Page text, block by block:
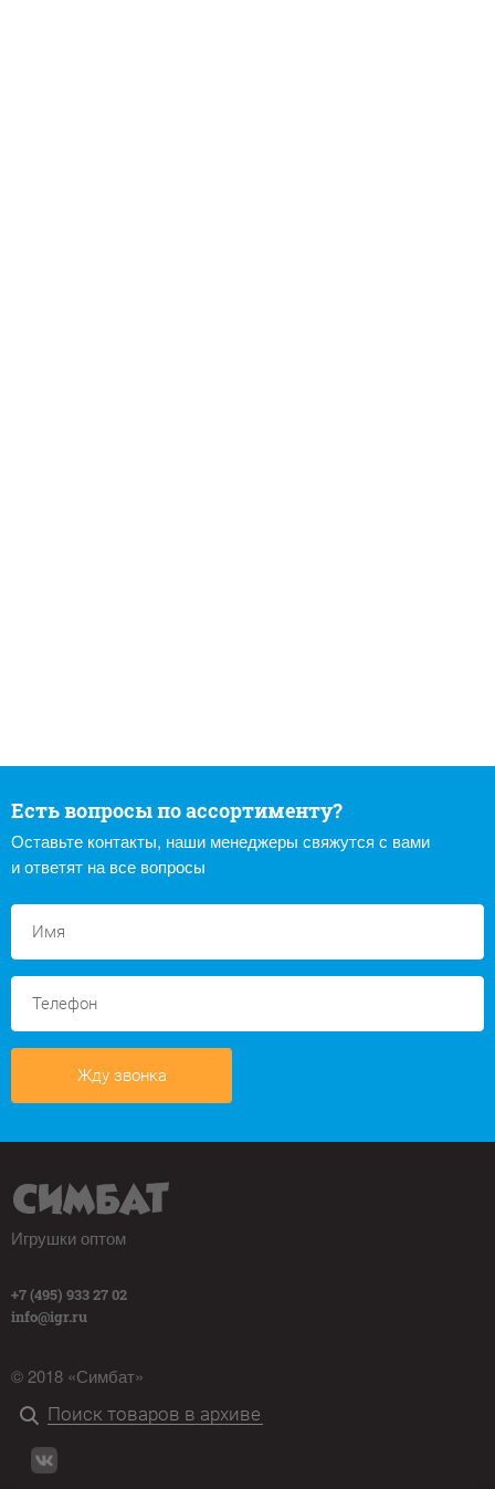
Есть вопросы по ассортименту?
Оставьте контакты, наши менеджеры свяжутся с вами
и ответят на все вопросы
Жду звонка
Игрушки оптом
+7 (495) 933 27 02
info@igr.ru
© 2018 «Симбат»